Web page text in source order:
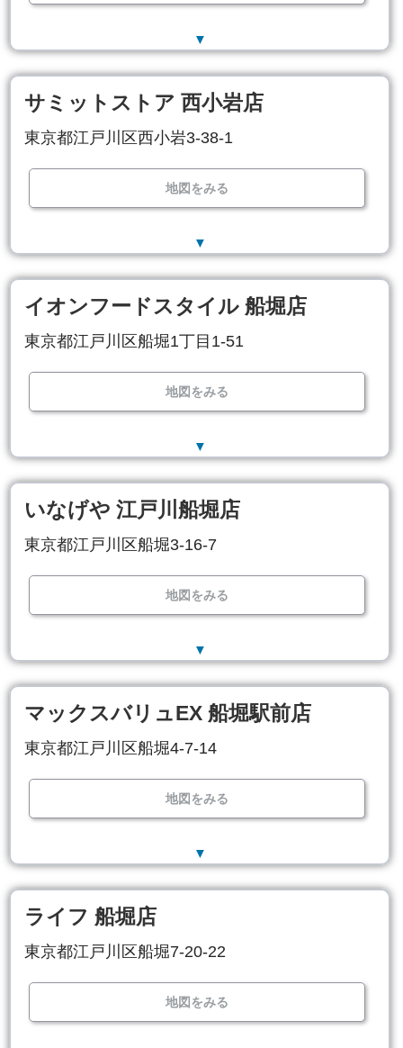
▼
サミットストア 西小岩店
東京都江戸川区西小岩3-38-1
地図をみる
▼
イオンフードスタイル 船堀店
東京都江戸川区船堀1丁目1-51
地図をみる
▼
いなげや 江戸川船堀店
東京都江戸川区船堀3-16-7
地図をみる
▼
マックスバリュEX 船堀駅前店
東京都江戸川区船堀4-7-14
地図をみる
▼
ライフ 船堀店
東京都江戸川区船堀7-20-22
地図をみる